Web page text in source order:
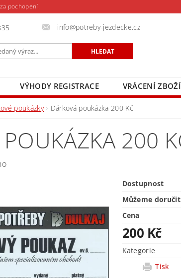
pochopení.
info@potreby-jezdecke.cz
VÝHODY REGISTRACE VRÁCENÍ ZBOŽÍ
poukázky Dárková poukázka 200 Kč
200
Dostupnost
Můžeme
Cena
200 Kč
Kategorie
Tisk